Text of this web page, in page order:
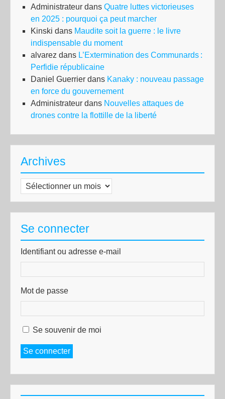
Administrateur dans Quatre luttes victorieuses
en 2025 : pourquoi ça peut marcher
Kinski dans Maudite soit la guerre : le livre
indispensable du moment
alvarez dans L’Extermination des Communards :
Perfidie républicaine
Daniel Guerrier dans Kanaky : nouveau passage
en force du gouvernement
Administrateur dans Nouvelles attaques de
drones contre la flottille de la liberté
Archives
Archives
Se connecter
Identifiant ou adresse e-mail
Mot de passe
Se souvenir de moi
Se connecter